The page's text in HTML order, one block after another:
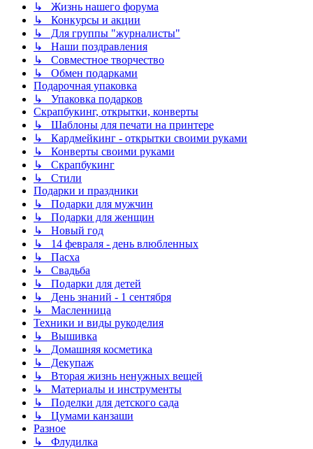
↳ Жизнь нашего форума
↳ Конкурсы и акции
↳ Для группы "журналисты"
↳ Наши поздравления
↳ Совместное творчество
↳ Обмен подарками
Подарочная упаковка
↳ Упаковка подарков
Скрапбукинг, открытки, конверты
↳ Шаблоны для печати на принтере
↳ Кардмейкинг - открытки своими руками
↳ Конверты своими руками
↳ Скрапбукинг
↳ Стили
Подарки и праздники
↳ Подарки для мужчин
↳ Подарки для женщин
↳ Новый год
↳ 14 февраля - день влюбленных
↳ Пасха
↳ Свадьба
↳ Подарки для детей
↳ День знаний - 1 сентября
↳ Масленница
Техники и виды рукоделия
↳ Вышивка
↳ Домашняя косметика
↳ Декупаж
↳ Вторая жизнь ненужных вещей
↳ Материалы и инструменты
↳ Поделки для детского сада
↳ Цумами канзаши
Разное
↳ Флудилка